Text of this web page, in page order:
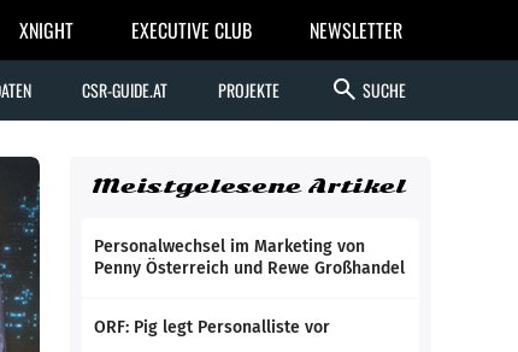
XNIGHT EXECUTIVE CLUB NEWSLETTER
CSR-GUIDE.AT PROJEKTE search SUCHE
Meistgelesene Artikel
Personalwechsel im Marketing von
Penny Österreich und Rewe Großhandel
ORF: Pig legt Personalliste vor